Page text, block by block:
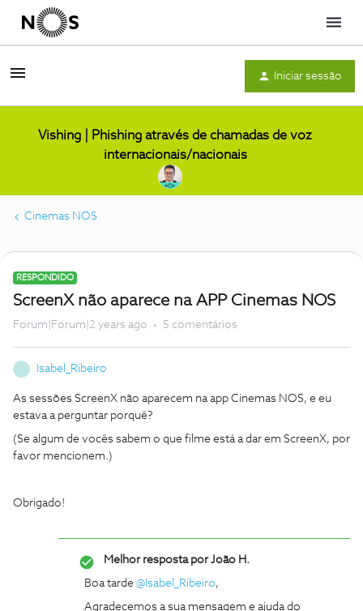
Menu
Iniciar sessão
Vishing | Phishing através de chamadas de voz
internacionais/nacionais
Cinemas NOS
RESPONDIDO
ScreenX não aparece na APP Cinemas NOS
Forum|Forum|2 years ago 5 comentários
Isabel_Ribeiro
As sessões ScreenX não aparecem na app Cinemas NOS, e eu
estava a perguntar porquê?
(Se algum de vocês sabem o que filme está a dar em ScreenX, por
favor mencionem.)
Obrigado!
Melhor resposta porJoão H.
Boa tarde @Isabel_Ribeiro,
Agradecemos a sua mensagem e ajuda do